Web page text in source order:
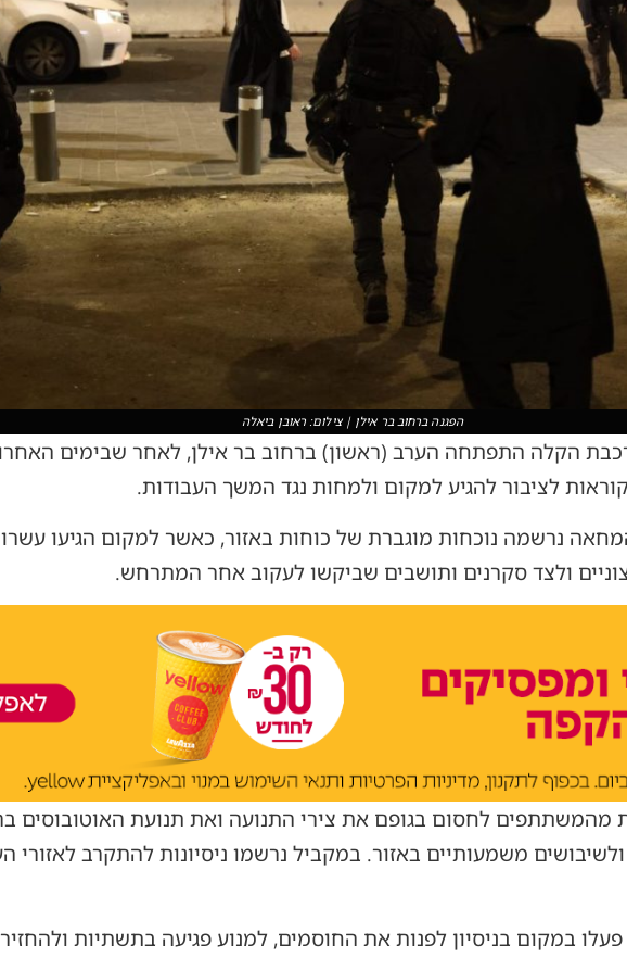
הפגנה ברחוב בר אילן | צילום: ראובן ביאלה
הקלה התפתחה הערב (ראשון) ברחוב בר אילן, לאחר שבימים
לציבור להגיע למקום ולמחות נגד המשך העבודות.
נרשמה נוכחות מוגברת של כוחות באזור, כאשר למקום הגיעו
ולצד סקרנים ותושבים שביקשו לעקוב אחר המתרחש.
לחסום בגופם את צירי התנועה ואת תנועת האוטובוסים
משמעותיים באזור. במקביל נרשמו ניסיונות להתקרב לאזורי
במקום בניסיון לפנות את החוסמים, למנוע פגיעה בתשתיות